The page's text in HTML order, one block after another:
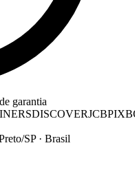
garantia
DISCOVERJCBPIX
SP · Brasil